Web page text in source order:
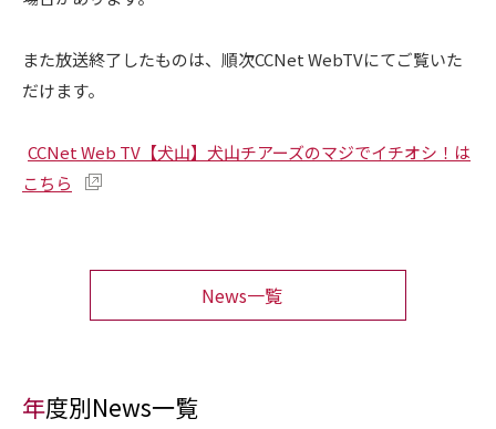
また放送終了したものは、順次CCNet WebTVにてご覧いた
だけます。
CCNet Web TV【犬山】犬山チアーズのマジでイチオシ！は
こちら
News一覧
年度別News一覧